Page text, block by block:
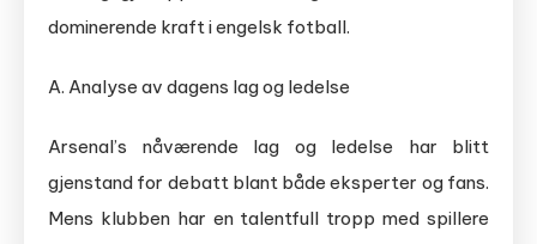
dominerende kraft i engelsk fotball.
A. Analyse av dagens lag og ledelse
Arsenal’s nåværende lag og ledelse har blitt
gjenstand for debatt blant både eksperter og fans.
Mens klubben har en talentfull tropp med spillere